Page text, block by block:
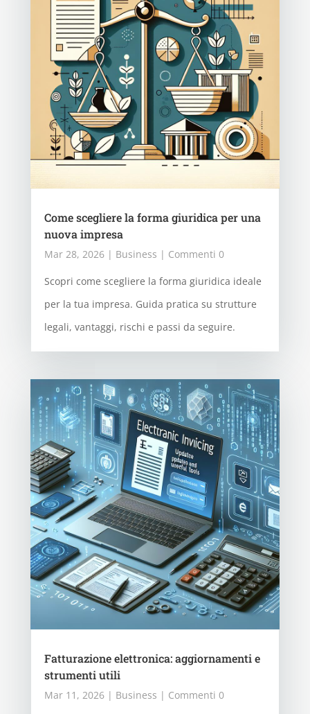
Come scegliere la forma giuridica per una
nuova impresa
Mar 28, 2026| Business | Commenti 0
Scopri come scegliere la forma giuridica ideale
per la tua impresa. Guida pratica su strutture
legali, vantaggi, rischi e passi da seguire.
Fatturazione elettronica: aggiornamenti e
strumenti utili
Mar 11, 2026| Business | Commenti 0